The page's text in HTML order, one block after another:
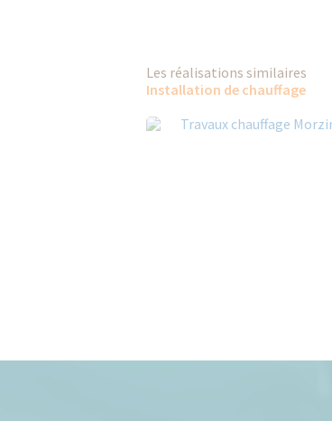
Les réalisations similaires
Installation de chauffage